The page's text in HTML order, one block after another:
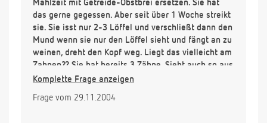
Mahlzeit mit Getreide-Obstbrei ersetzen. Sie hat
das gerne gegessen. Aber seit über 1 Woche streikt
sie. Sie isst nur 2-3 Löffel und verschließt dann den
Mund wenn sie nur den Löffel sieht und fängt an zu
weinen, dreht den Kopf weg. Liegt das vielleicht am
Zahnen?? Sie hat bereits 3 Zähne. Sieht auch so aus
als ob der obere 2. Schneidezahn unterwegs ist und
hatten wir bisher keine Probleme. Ich stille Sie jetzt
Komplette Frage anzeigen
Frage vom 29.11.2004